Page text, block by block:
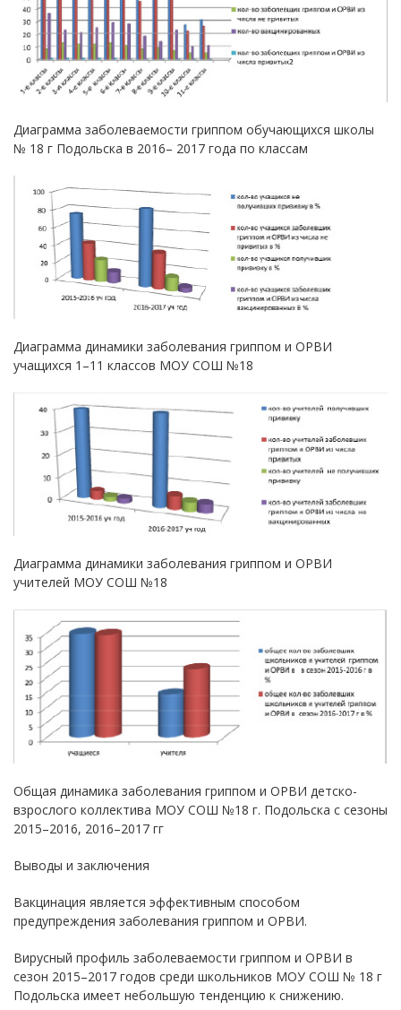
Диаграмма заболеваемости гриппом обучающихся школы
№ 18 г Подольска в 2016– 2017 года по классам
Диаграмма динамики заболевания гриппом и ОРВИ
учащихся 1–11 классов МОУ СОШ №18
Диаграмма динамики заболевания гриппом и ОРВИ
учителей МОУ СОШ №18
Общая динамика заболевания гриппом и ОРВИ детско-
взрослого коллектива МОУ СОШ №18 г. Подольска с сезоны
2015–2016, 2016–2017 гг
Выводы и заключения
Вакцинация является эффективным способом
предупреждения заболевания гриппом и ОРВИ.
Вирусный профиль заболеваемости гриппом и ОРВИ в
сезон 2015–2017 годов среди школьников МОУ СОШ № 18 г
Подольска имеет небольшую тенденцию к снижению.